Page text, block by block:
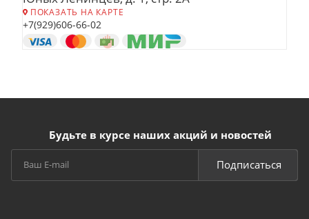
ПОКАЗАТЬ НА КАРТЕ
+7(929)606-66-02
Будьте в курсе наших акций и новостей
Подписаться